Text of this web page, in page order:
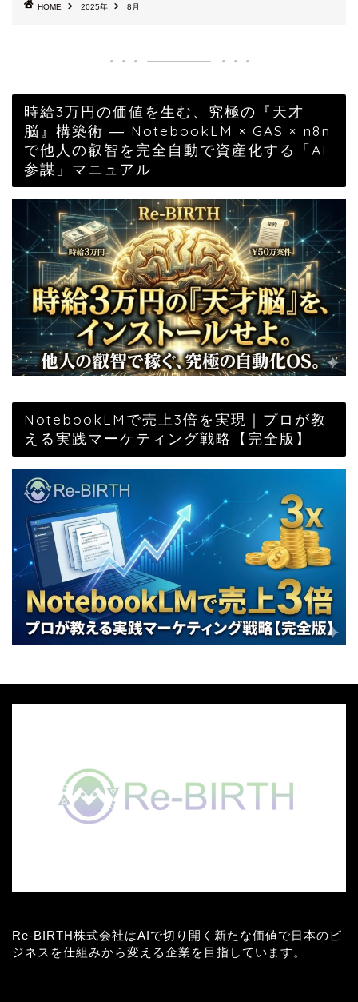
HOME 2025年 8月
時給3万円の価値を生む、究極の『天才
脳』構築術 ― NotebookLM × GAS × n8n
で他人の叡智を完全自動で資産化する「AI
参謀」マニュアル
NotebookLMで売上3倍を実現｜プロが教
える実践マーケティング戦略【完全版】
Re-BIRTH株式会社はAIで切り開く新たな価値で日本のビ
ジネスを仕組みから変える企業を目指しています。